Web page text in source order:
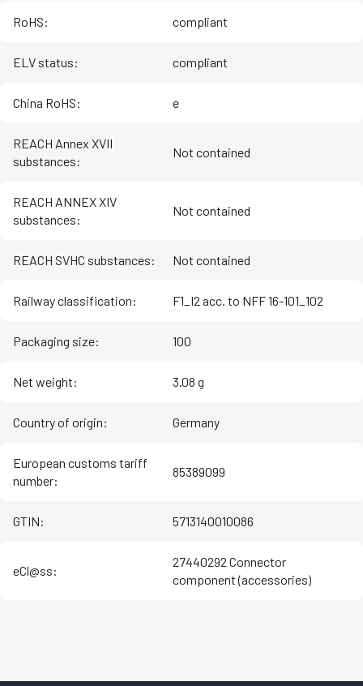
RoHS: compliant
ELV status: compliant
China RoHS: e
REACH Annex XVII
substances:
Not contained
REACH ANNEX XIV
substances:
Not contained
REACH SVHC substances: Not contained
Railway classification: F1_I2 acc. to NFF 16-101_102
Packaging size: 100
Net weight: 3.08 g
Country of origin: Germany
European customs tariff
number:
85389099
GTIN: 5713140010086
eCl@ss:
27440292 Connector
component (accessories)